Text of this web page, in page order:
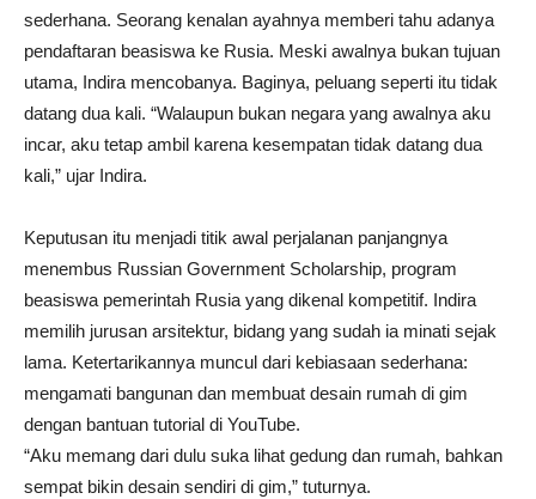
sederhana. Seorang kenalan ayahnya memberi tahu adanya
pendaftaran beasiswa ke Rusia. Meski awalnya bukan tujuan
utama, Indira mencobanya. Baginya, peluang seperti itu tidak
datang dua kali. “Walaupun bukan negara yang awalnya aku
incar, aku tetap ambil karena kesempatan tidak datang dua
kali,” ujar Indira.
Keputusan itu menjadi titik awal perjalanan panjangnya
menembus Russian Government Scholarship, program
beasiswa pemerintah Rusia yang dikenal kompetitif. Indira
memilih jurusan arsitektur, bidang yang sudah ia minati sejak
lama. Ketertarikannya muncul dari kebiasaan sederhana:
mengamati bangunan dan membuat desain rumah di gim
dengan bantuan tutorial di YouTube.
“Aku memang dari dulu suka lihat gedung dan rumah, bahkan
sempat bikin desain sendiri di gim,” tuturnya.